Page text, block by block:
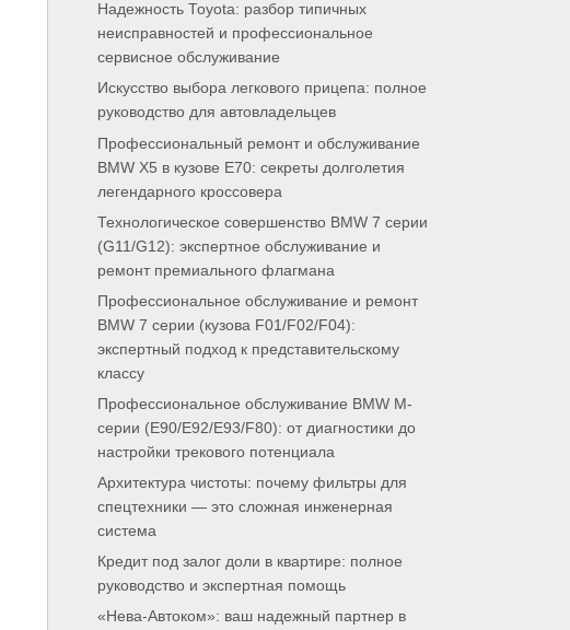
Надежность Toyota: разбор типичных
неисправностей и профессиональное
сервисное обслуживание
Искусство выбора легкового прицепа: полное
руководство для автовладельцев
Профессиональный ремонт и обслуживание
BMW X5 в кузове E70: секреты долголетия
легендарного кроссовера
Технологическое совершенство BMW 7 серии
(G11/G12): экспертное обслуживание и
ремонт премиального флагмана
Профессиональное обслуживание и ремонт
BMW 7 серии (кузова F01/F02/F04):
экспертный подход к представительскому
классу
Профессиональное обслуживание BMW M-
серии (E90/E92/E93/F80): от диагностики до
настройки трекового потенциала
Архитектура чистоты: почему фильтры для
спецтехники — это сложная инженерная
система
Кредит под залог доли в квартире: полное
руководство и экспертная помощь
«Нева-Автоком»: ваш надежный партнер в